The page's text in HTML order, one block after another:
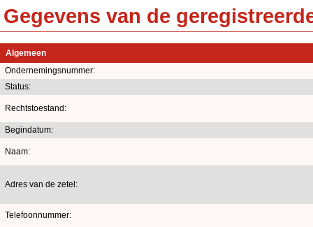
Gegevens van de
Algemeen
Ondernemingsnummer:
Status:
Rechtstoestand:
Begindatum:
Naam:
Adres van de zetel:
Telefoonnummer: